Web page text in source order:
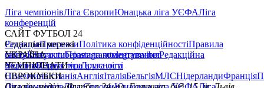
Ліга чемпіонівЛіга ЄвропиЮнацька ліга УЄФАЛіга
конференцій
САЙТ ФУТБОЛ 24
РедакціяПрогнозиПолітика конфіденційностіПравила
сайтуКонтактиПравила коментуванняРедакційна
політикаСтруктура власності
Соціальні мережі
facebookxyoutubeinstagramtelegramviber
УКРАЇНА
УкраїнаПерша лігаДруга ліга
ЧЕМПІОНАТИ
НімеччинаІспаніяАнгліяІталіяБельгіяМЛСНідерландиФранція
ЄВРОКУБКИ